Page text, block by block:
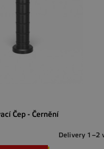
Čep - Černění
Delivery 1–2